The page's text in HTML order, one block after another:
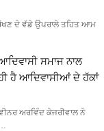
ਦੇ ਵੱਡੇ ਉਪਰਾਲੇ ਤਹਿਤ ਆਮ
ਸਮਾਜ ਨਾਲ
ਹੈ ਆਦਿਵਾਸੀਆਂ ਦੇ ਹੱਕਾਂ
ਅਰਵਿੰਦ ਕੇਜਰੀਵਾਲ ਨੇ